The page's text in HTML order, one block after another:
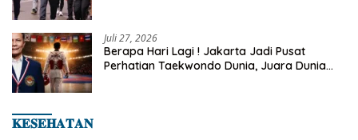
Juli 27, 2026
Berapa Hari Lagi ! Jakarta Jadi Pusat
Perhatian Taekwondo Dunia, Juara Dunia
𝐊𝐄𝐒𝐄𝐇𝐀𝐓𝐀𝐍